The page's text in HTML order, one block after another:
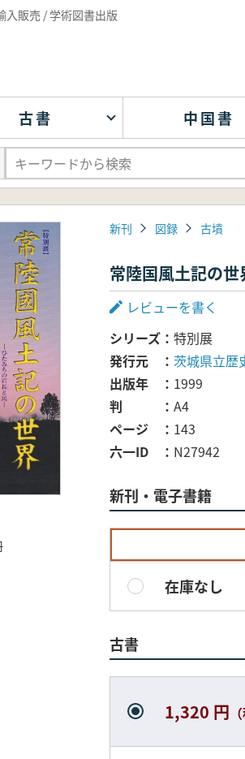
入販売 / 学術図書出版
古書 中国書
新刊 図録 古墳
常陸国風土記の
レビューを書く
シリーズ
特別展
発行元
茨城県立歴
出版年
1999
判
A4
ページ
143
六一ID
N27942
新刊・電子書籍
在庫なし
古書
1,320 円